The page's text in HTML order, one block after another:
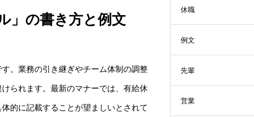
」の書き方と例文
。業務の引き継ぎやチーム体制の調整
られます。最新のマナーでは、有給休
的に記載することが望ましいとされて
休職
例文
先輩
営業